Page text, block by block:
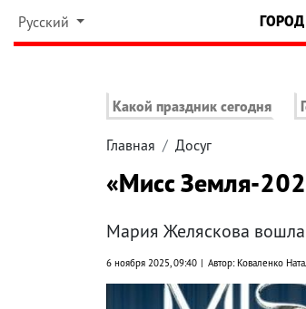
Русский ГОРОД
Какой праздник сегодня
Главная Досуг
«Мисс Земля-
Мария Желяскова
6 ноября 2025, 09:40 Автор: Коваленко